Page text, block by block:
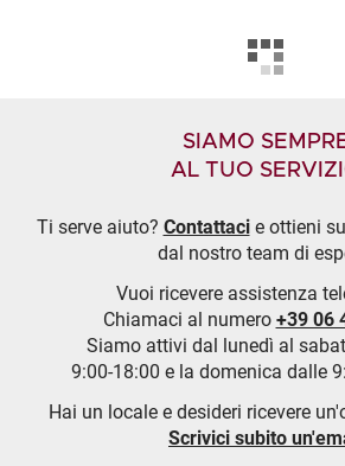
SIAMO
AL TUO
Ti serve aiuto? Contattacie ottieni
dal nostro team di
Vuoi ricevere assistenza
Chiamaci al numero +39 06
Siamo attivi dal lunedì al
9:00-18:00 e la domenica dalle
Hai un locale e desideri ricevere
Scrivici subito